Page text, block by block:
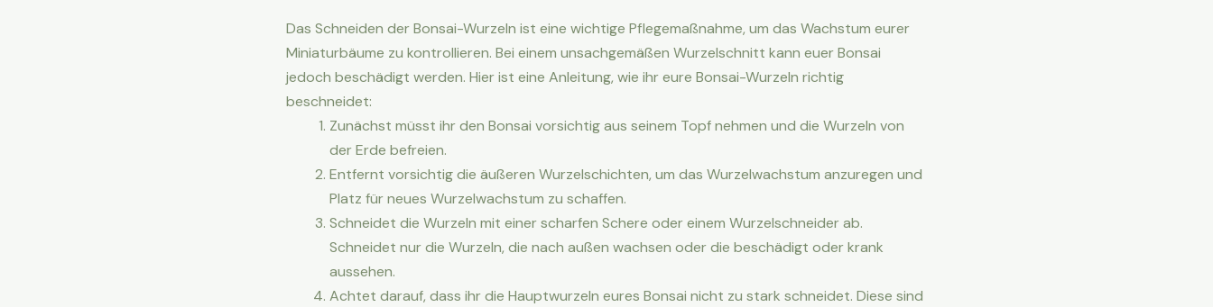
Das Schneiden der Bonsai-Wurzeln ist eine wichtige Pflegemaßnahme, um das Wachstum eurer
Miniaturbäume zu kontrollieren. Bei einem unsachgemäßen Wurzelschnitt kann euer Bonsai
jedoch beschädigt werden. Hier ist eine Anleitung, wie ihr eure Bonsai-Wurzeln richtig
beschneidet:
Zunächst müsst ihr den Bonsai vorsichtig aus seinem Topf nehmen und die Wurzeln von
der Erde befreien.
Entfernt vorsichtig die äußeren Wurzelschichten, um das Wurzelwachstum anzuregen und
Platz für neues Wurzelwachstum zu schaffen.
Schneidet die Wurzeln mit einer scharfen Schere oder einem Wurzelschneider ab.
Schneidet nur die Wurzeln, die nach außen wachsen oder die beschädigt oder krank
aussehen.
Achtet darauf, dass ihr die Hauptwurzeln eures Bonsai nicht zu stark schneidet. Diese sind